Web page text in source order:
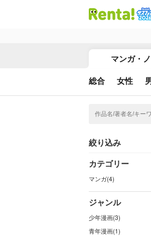
マンガ・
総合 女性
絞り込み
カテゴリー
マンガ(4)
ジャンル
少年漫画(3)
青年漫画(1)